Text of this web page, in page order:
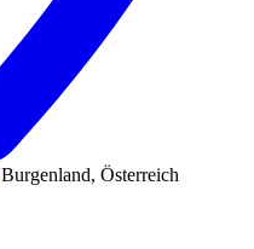
Burgenland, Österreich